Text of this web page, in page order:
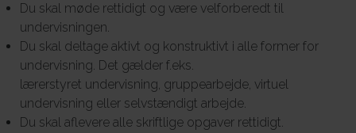
Du skal møde rettidigt og være velforberedt til
undervisningen.
Du skal deltage aktivt og konstruktivt i alle former for
undervisning. Det gælder f.eks.
lærerstyret undervisning, gruppearbejde, virtuel
undervisning eller selvstændigt arbejde.
Du skal aflevere alle skriftlige opgaver rettidigt.